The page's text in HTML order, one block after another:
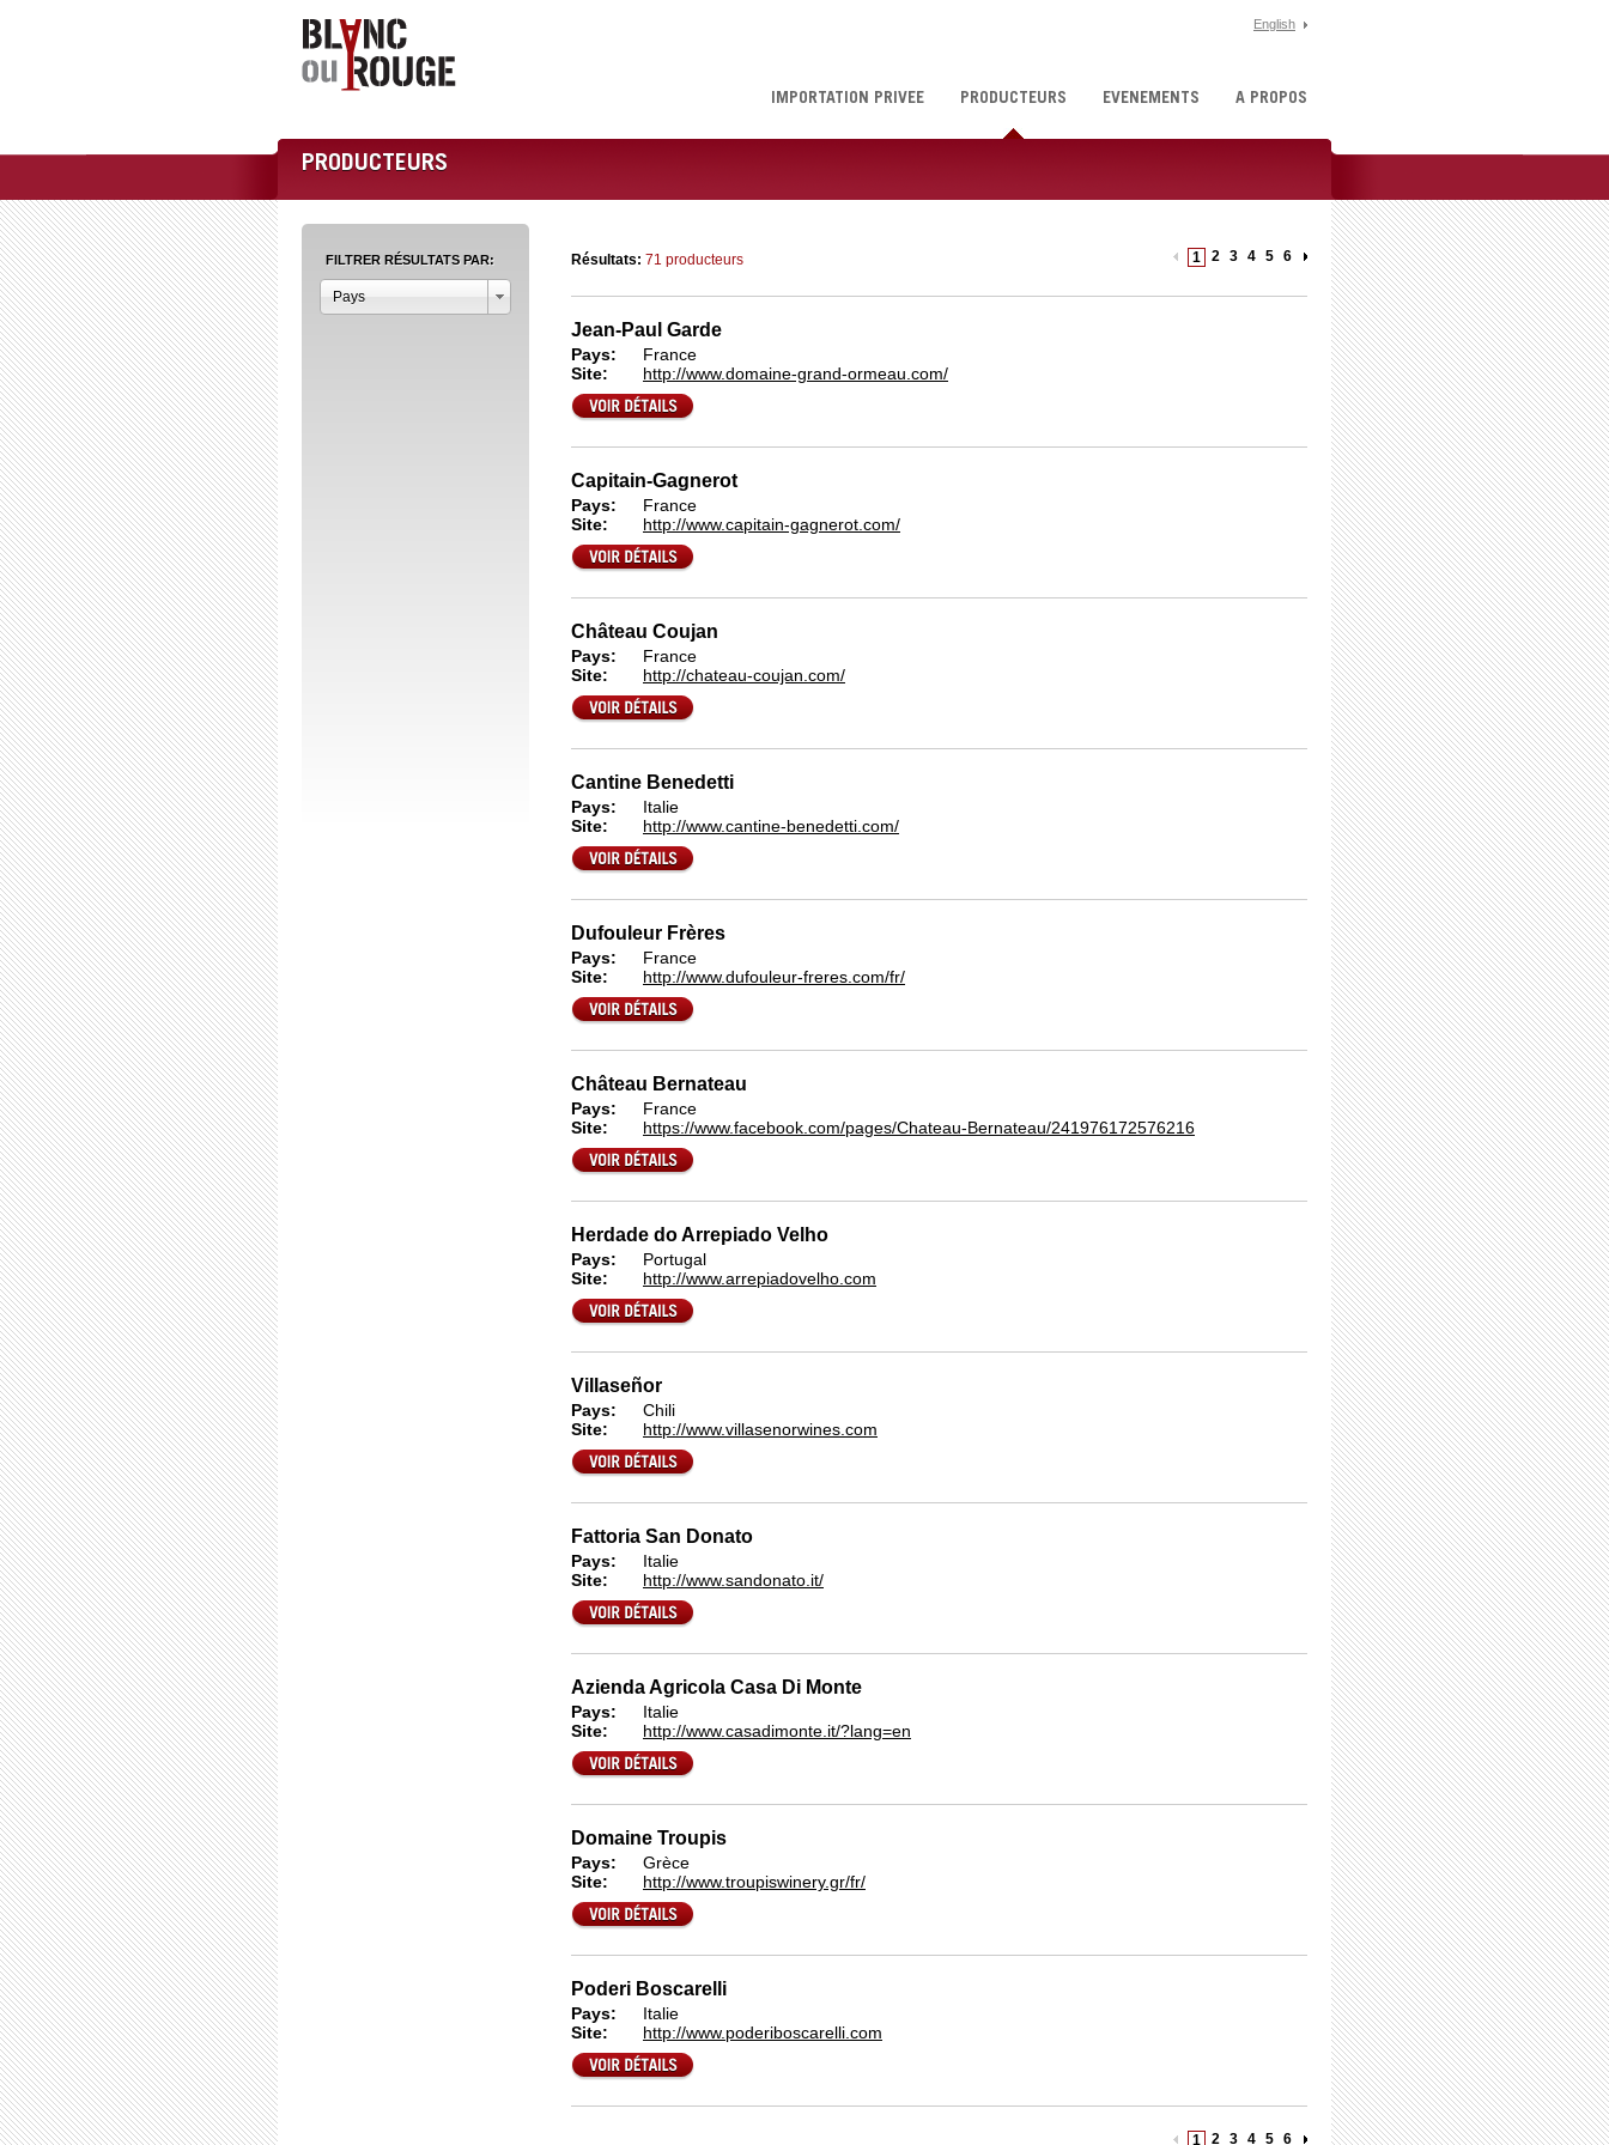
English
IMPORTATION PRIVÉE PRODUCTEURS ÉVÉNEMENTS À PROPOS
PRODUCTEURS
FILTRER RÉSULTATS PAR:
Pays
Résultats: 71 producteurs 1 2 3 4 5 6
Jean-Paul Garde
Pays:
France
Site:
http://www.domaine-grand-ormeau.com/
Capitain-Gagnerot
Pays:
France
Site:
http://www.capitain-gagnerot.com/
Château Coujan
Pays:
France
Site:
http://chateau-coujan.com/
Cantine Benedetti
Pays:
Italie
Site:
http://www.cantine-benedetti.com/
Dufouleur Frères
Pays:
France
Site:
http://www.dufouleur-freres.com/fr/
Château Bernateau
Pays:
France
Site:
https://www.facebook.com/pages/Chateau-Bernateau/241976172576216
Herdade do Arrepiado Velho
Pays:
Portugal
Site:
http://www.arrepiadovelho.com
Villaseñor
Pays:
Chili
Site:
http://www.villasenorwines.com
Fattoria San Donato
Pays:
Italie
Site:
http://www.sandonato.it/
Azienda Agricola Casa Di Monte
Pays:
Italie
Site:
http://www.casadimonte.it/?lang=en
Domaine Troupis
Pays:
Grèce
Site:
http://www.troupiswinery.gr/fr/
Poderi Boscarelli
Pays:
Italie
Site:
http://www.poderiboscarelli.com
1 2 3 4 5 6